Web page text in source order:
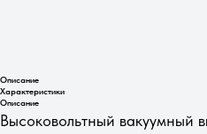
Описание
Характеристики
Описание
Высоковольтный вакуумный